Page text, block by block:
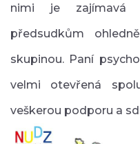
nimi je zajímavá
předsudkům
skupinou. Paní
velmi otevřená
veškerou podporu a